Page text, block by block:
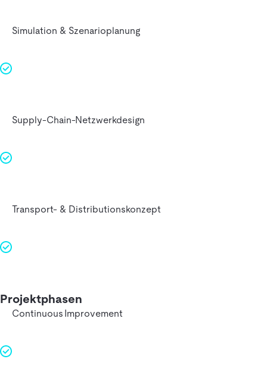
Simulation & Szenario­planung
Supply‑Chain‑Netzwerk­design
Transport‑ & Distributions­konzept
Projekt­phasen
Continuous Improvement